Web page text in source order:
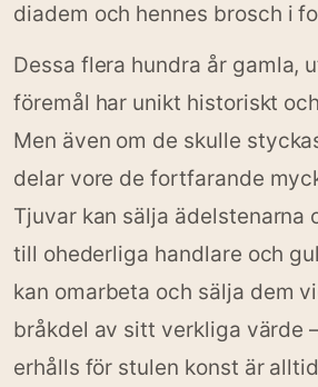
diadem och hennes brosch i
Dessa flera hundra år gamla,
föremål har unikt historiskt
Men även om de skulle
delar vore de fortfarande
Tjuvar kan sälja ädelstenarna
till ohederliga handlare och
kan omarbeta och sälja dem
bråkdel av sitt verkliga värde
erhålls för stulen konst är